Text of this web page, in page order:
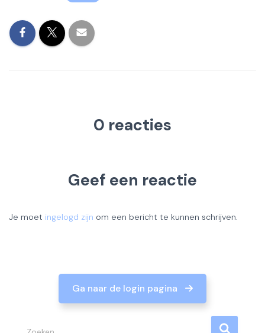
0 reacties
Geef een reactie
Je moet ingelogd zijn om een bericht te kunnen schrijven.
Ga naar de login pagina
Z